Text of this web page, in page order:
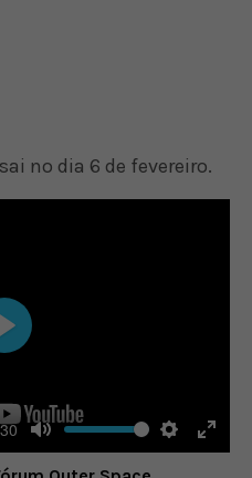
no dia 6 de fevereiro.
Mute Settings
Enter
Play